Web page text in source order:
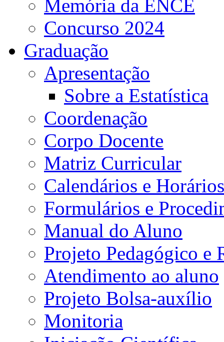
Memória da ENCE
Concurso 2024
Graduação
Apresentação
Sobre a Estatística
Coordenação
Corpo Docente
Matriz Curricular
Calendários e Horários
Formulários e
Manual do Aluno
Projeto Pedagógico e
Atendimento ao aluno
Projeto Bolsa-auxílio
Monitoria